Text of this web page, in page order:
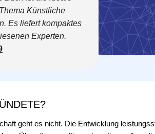
Künstliche
Es liefert kompaktes
Experten.
geht es nicht. Die Entwicklung